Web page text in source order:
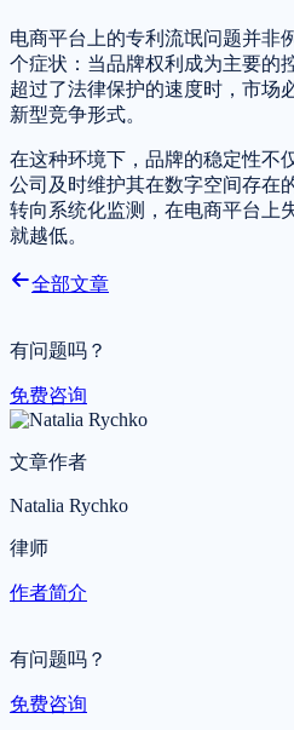
电商平台上的专利流氓问题并非
个症状：当品牌权利成为主要的
超过了法律保护的速度时，市场
新型竞争形式。
在这种环境下，品牌的稳定性不
公司及时维护其在数字空间存在
转向系统化监测，在电商平台上
就越低。
全部文章
有问题吗？
免费咨询
文章作者
Natalia Rychko
律师
作者简介
有问题吗？
免费咨询